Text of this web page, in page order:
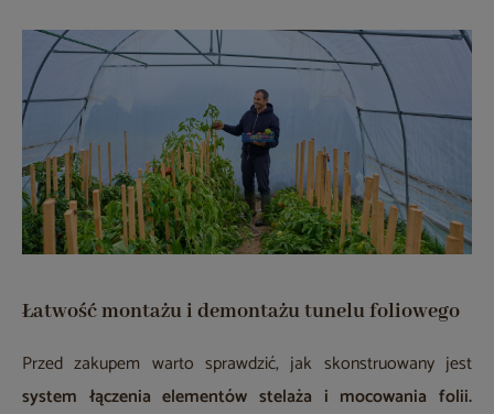
Łatwość montażu i demontażu tunelu foliowego
Przed zakupem warto sprawdzić, jak skonstruowany jest
system łączenia elementów stelaża i mocowania folii.